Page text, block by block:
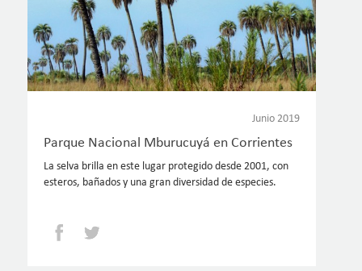
Junio 2019
Parque Nacional Mburucuyá en Corrientes
La selva brilla en este lugar protegido desde 2001, con
esteros, bañados y una gran diversidad de especies.
Facebook